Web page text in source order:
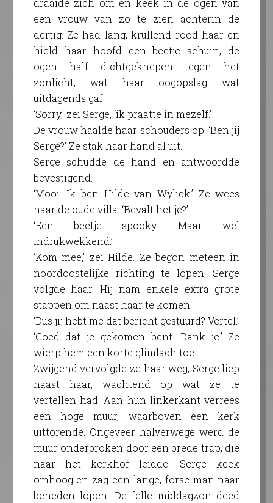
draaide zich om en keek in de ogen van
een vrouw van zo te zien achterin de
dertig. Ze had lang, krullend rood haar en
hield haar hoofd een beetje schuin, de
ogen half dichtgeknepen tegen het
zonlicht, wat haar oogopslag wat
uitdagends gaf.
‘Sorry,’ zei Serge, ‘ik praatte in mezelf.’
De vrouw haalde haar schouders op. ‘Ben jij
Serge?’ Ze stak haar hand al uit.
Serge schudde de hand en antwoordde
bevestigend.
‘Mooi. Ik ben Hilde van Wylick.’ Ze wees
naar de oude villa. ‘Bevalt het je?’
‘Een beetje spooky. Maar wel
indrukwekkend.’
‘Kom mee,’ zei Hilde. Ze begon meteen in
noordoostelijke richting te lopen, Serge
volgde haar. Hij nam enkele extra grote
stappen om naast haar te komen.
‘Dus jij hebt me dat bericht gestuurd? Vertel.’
‘Goed dat je gekomen bent. Dank je.’ Ze
wierp hem een korte glimlach toe.
Zwijgend vervolgde ze haar weg, Serge liep
naast haar, wachtend op wat ze te
vertellen had. Aan hun linkerkant verrees
een hoge muur, waarboven een kerk
uittorende. Ongeveer halverwege werd de
muur onderbroken door een brede trap, die
naar het kerkhof leidde. Serge keek
omhoog en zag een lange, forse man naar
beneden lopen. De felle middagzon deed